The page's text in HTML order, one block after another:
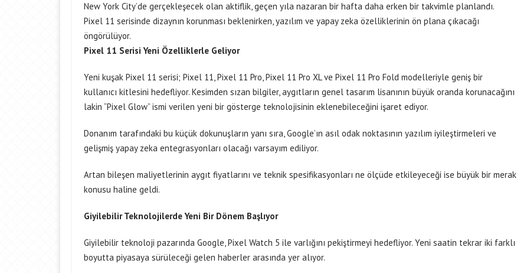
New York City’de gerçekleşecek olan aktiflik, geçen yıla nazaran bir hafta daha erken bir takvimle planlandı.
Pixel 11 serisinde dizaynın korunması beklenirken, yazılım ve yapay zeka özelliklerinin ön plana çıkacağı
öngörülüyor.
Pixel 11 Serisi Yeni Özelliklerle Geliyor
Yeni kuşak Pixel 11 serisi; Pixel 11, Pixel 11 Pro, Pixel 11 Pro XL ve Pixel 11 Pro Fold modelleriyle geniş bir
kullanıcı kitlesini hedefliyor. Kesimden sızan bilgiler, aygıtların genel tasarım lisanının büyük oranda korunacağını
lakin “Pixel Glow” ismi verilen yeni bir gösterge teknolojisinin eklenebileceğini işaret ediyor.
Donanım tarafındaki bu küçük dokunuşların yanı sıra, Google’ın asıl odak noktasının yazılım iyileştirmeleri ve
gelişmiş yapay zeka entegrasyonları olacağı varsayım ediliyor.
Artan bileşen maliyetlerinin aygıt fiyatlarını ve teknik spesifikasyonları ne ölçüde etkileyeceği ise büyük bir merak
konusu haline geldi.
Giyilebilir Teknolojilerde Yeni Bir Dönem Başlıyor
Giyilebilir teknoloji pazarında Google, Pixel Watch 5 ile varlığını pekiştirmeyi hedefliyor. Yeni saatin tekrar iki farklı
boyutta piyasaya sürüleceği gelen haberler arasında yer alıyor.